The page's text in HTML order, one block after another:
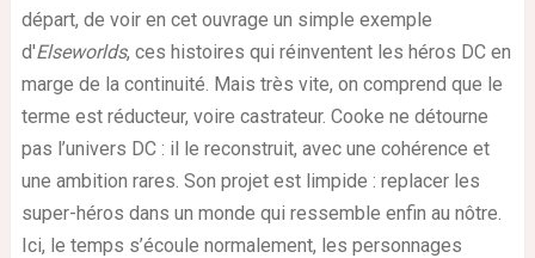
départ, de voir en cet ouvrage un simple exemple
d'Elseworlds, ces histoires qui réinventent les héros DC en
marge de la continuité. Mais très vite, on comprend que le
terme est réducteur, voire castrateur. Cooke ne détourne
pas l’univers DC : il le reconstruit, avec une cohérence et
une ambition rares. Son projet est limpide : replacer les
super-héros dans un monde qui ressemble enfin au nôtre.
Ici, le temps s’écoule normalement, les personnages